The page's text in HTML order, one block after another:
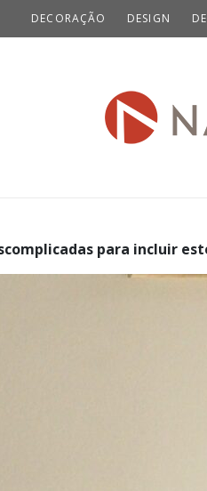
DECORAÇÃO DESIGN
para incluir